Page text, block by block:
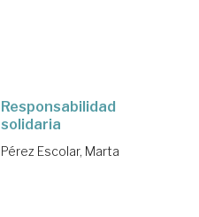
Responsabilidad
solidaria
Pérez Escolar, Marta